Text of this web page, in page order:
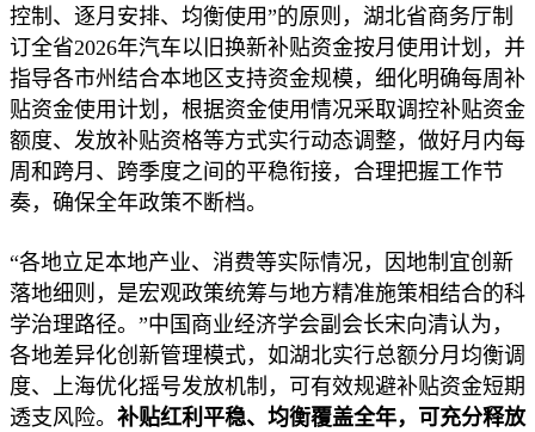
控制、逐月安排、均衡使用”的原则，湖北省商务厅制
订全省2026年汽车以旧换新补贴资金按月使用计划，并
指导各市州结合本地区支持资金规模，细化明确每周补
贴资金使用计划，根据资金使用情况采取调控补贴资金
额度、发放补贴资格等方式实行动态调整，做好月内每
周和跨月、跨季度之间的平稳衔接，合理把握工作节
奏，确保全年政策不断档。
“各地立足本地产业、消费等实际情况，因地制宜创新
落地细则，是宏观政策统筹与地方精准施策相结合的科
学治理路径。”中国商业经济学会副会长宋向清认为，
各地差异化创新管理模式，如湖北实行总额分月均衡调
度、上海优化摇号发放机制，可有效规避补贴资金短期
透支风险。 补贴红利平稳、均衡覆盖全年，可充分释放